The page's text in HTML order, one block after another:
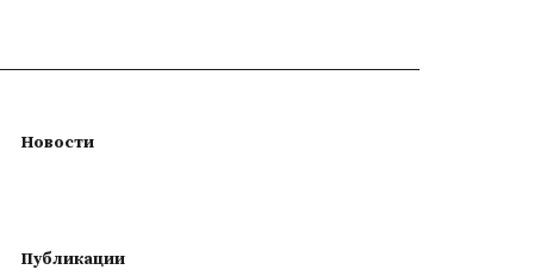
Новости
Публикации